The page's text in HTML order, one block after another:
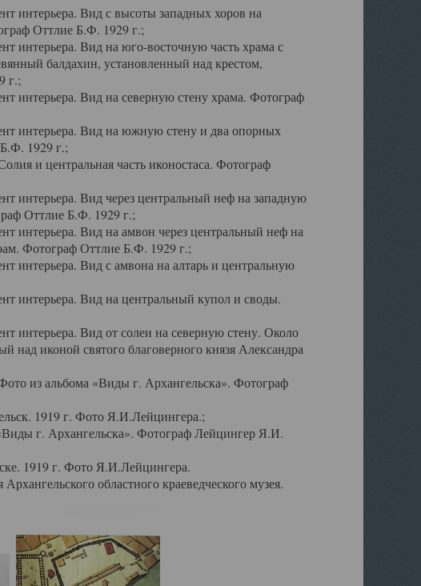
интерьера. Вид с высоты западных хоров на
Оттлие Б.Ф. 1929 г.;
Вид на юго-восточную часть храма с
балдахин, установленный над крестом,
г.;
Вид на северную стену храма. Фотограф
интерьера. Вид на южную стену и два опорных
1929 г.;
и центральная часть иконостаса. Фотограф
Вид через центральный неф на западную
Оттлие Б.Ф. 1929 г.;
Вид на амвон через центральный неф на
Фотограф Оттлие Б.Ф. 1929 г.;
Вид с амвона на алтарь и центральную
интерьера. Вид на центральный купол и своды.
Вид от солеи на северную стену. Около
иконой святого благоверного князя Александра
из альбома «Виды г. Архангельска». Фотограф
1919 г. Фото Я.И.Лейцингера.;
г. Архангельска». Фотограф Лейцингер Я.И.
1919 г. Фото Я.И.Лейцингера.
областного краеведческого музея.